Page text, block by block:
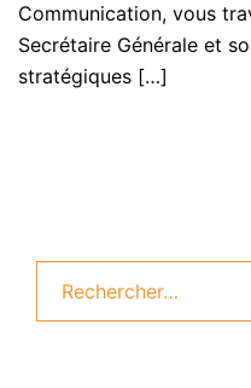
Communication, vous
Secrétaire Générale et
stratégiques […]